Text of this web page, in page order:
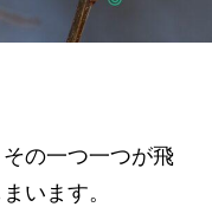
の一つ一つが飛
います。